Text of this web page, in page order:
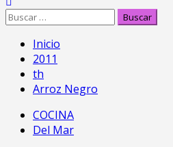
Inicio
2011
th
Arroz Negro
COCINA
Del Mar